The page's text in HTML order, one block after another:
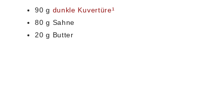
90 g dunkle Kuvertüre¹
80 g Sahne
20 g Butter